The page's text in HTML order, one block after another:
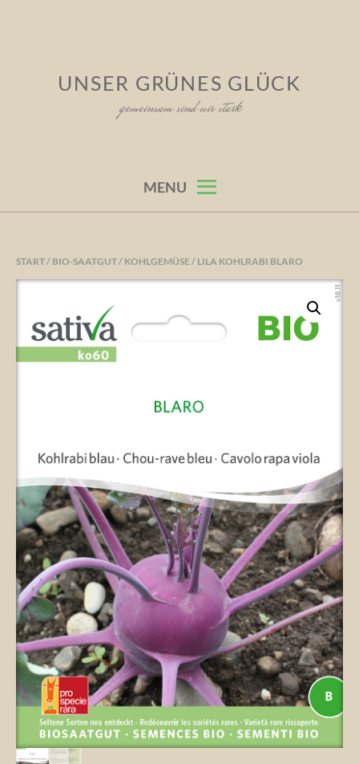
UNSER GRÜNES GLÜCK
gemeinsam sind wir stark
MENU
START/ BIO-SAATGUT/ KOHLGEMÜSE/ LILA KOHLRABI BLARO